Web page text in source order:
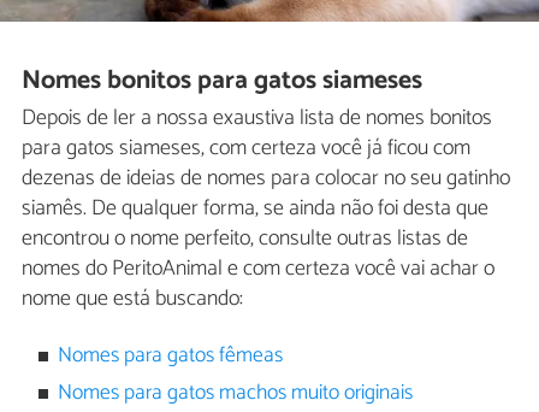
Nomes bonitos para gatos siameses
Depois de ler a nossa exaustiva lista de nomes bonitos
para gatos siameses, com certeza você já ficou com
dezenas de ideias de nomes para colocar no seu gatinho
siamês. De qualquer forma, se ainda não foi desta que
encontrou o nome perfeito, consulte outras listas de
nomes do PeritoAnimal e com certeza você vai achar o
nome que está buscando:
Nomes para gatos fêmeas
Nomes para gatos machos muito originais